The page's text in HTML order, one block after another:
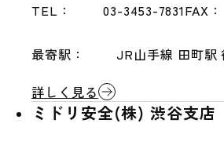
TEL： 03-3453-7831FAX：
最寄駅：
JR山手線 田町駅
詳しく見る
ミドリ安全(株) 渋谷支店